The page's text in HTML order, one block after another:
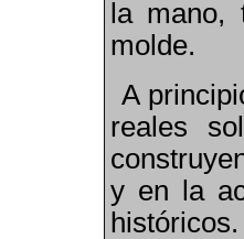
la mano,
molde.
A
reales
y en la
históricos.